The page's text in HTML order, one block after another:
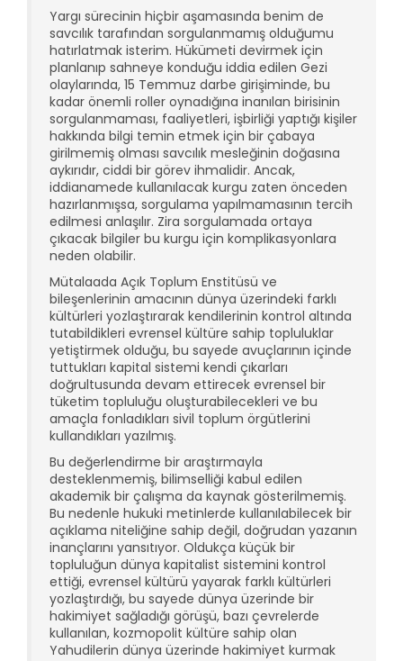
Yargı sürecinin hiçbir aşamasında benim de
savcılık tarafından sorgulanmamış olduğumu
hatırlatmak isterim. Hükümeti devirmek için
planlanıp sahneye konduğu iddia edilen Gezi
olaylarında, 15 Temmuz darbe girişiminde, bu
kadar önemli roller oynadığına inanılan birisinin
sorgulanmaması, faaliyetleri, işbirliği yaptığı kişiler
hakkında bilgi temin etmek için bir çabaya
girilmemiş olması savcılık mesleğinin doğasına
aykırıdır, ciddi bir görev ihmalidir. Ancak,
iddianamede kullanılacak kurgu zaten önceden
hazırlanmışsa, sorgulama yapılmamasının tercih
edilmesi anlaşılır. Zira sorgulamada ortaya
çıkacak bilgiler bu kurgu için komplikasyonlara
neden olabilir.
Mütalaada Açık Toplum Enstitüsü ve
bileşenlerinin amacının dünya üzerindeki farklı
kültürleri yozlaştırarak kendilerinin kontrol altında
tutabildikleri evrensel kültüre sahip topluluklar
yetiştirmek olduğu, bu sayede avuçlarının içinde
tuttukları kapital sistemi kendi çıkarları
doğrultusunda devam ettirecek evrensel bir
tüketim topluluğu oluşturabilecekleri ve bu
amaçla fonladıkları sivil toplum örgütlerini
kullandıkları yazılmış.
Bu değerlendirme bir araştırmayla
desteklenmemiş, bilimselliği kabul edilen
akademik bir çalışma da kaynak gösterilmemiş.
Bu nedenle hukuki metinlerde kullanılabilecek bir
açıklama niteliğine sahip değil, doğrudan yazanın
inançlarını yansıtıyor. Oldukça küçük bir
topluluğun dünya kapitalist sistemini kontrol
ettiği, evrensel kültürü yayarak farklı kültürleri
yozlaştırdığı, bu sayede dünya üzerinde bir
hakimiyet sağladığı görüşü, bazı çevrelerde
kullanılan, kozmopolit kültüre sahip olan
Yahudilerin dünya üzerinde hakimiyet kurmak